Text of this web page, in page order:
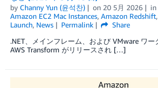
by Channy Yun (윤석찬) on 20 5月 2026 in
Amazon EC2 Mac Instances, Amazon Redshift,
Launch, News Permalink
Share
.NET、メインフレーム、および VMware ワー
AWS Transform がリリースされ […]